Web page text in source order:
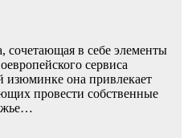
сочетающая в себе элементы
сервиса
изюминке она привлекает
провести собственные